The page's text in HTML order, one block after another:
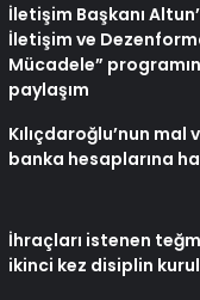
İletişim Başkanı
İletişim ve
Mücadele”
paylaşım
Kılıçdaroğlu’nun mal
banka hesaplarına
İhraçları istenen
ikinci kez disiplin